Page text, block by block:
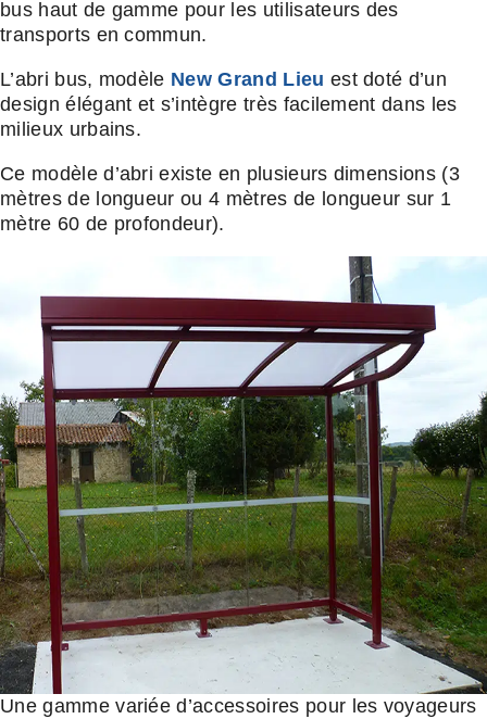
bus haut de gamme pour les utilisateurs des
transports en commun.
L’abri bus, modèle New Grand Lieu est doté d’un
design élégant et s’intègre très facilement dans les
milieux urbains.
Ce modèle d’abri existe en plusieurs dimensions (3
mètres de longueur ou 4 mètres de longueur sur 1
mètre 60 de profondeur).
Une gamme variée d’accessoires pour les voyageurs